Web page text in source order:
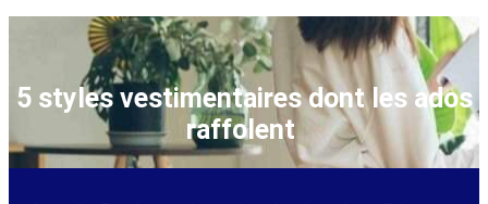
5 styles vestimentaires dont les ados
raffolent